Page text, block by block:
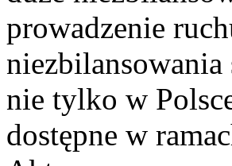
prowadzenie
niezbilansowania
nie tylko w
dostępne w